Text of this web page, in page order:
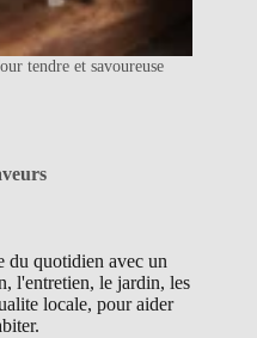
tendre et savoureuse
du quotidien avec un
l'entretien, le jardin, les
locale, pour aider